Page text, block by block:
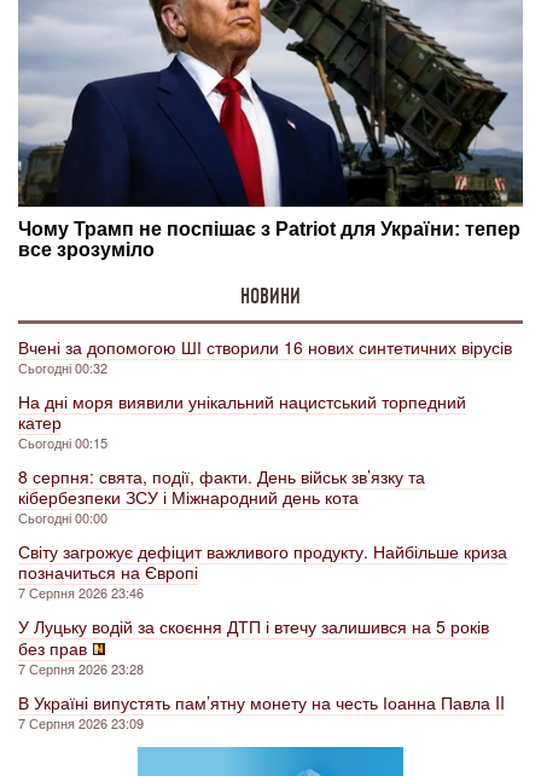
НОВИНИ
Вчені за допомогою ШІ створили 16 нових синтетичних вірусів
Сьогодні 00:32
На дні моря виявили унікальний нацистський торпедний
катер
Сьогодні 00:15
8 серпня: свята, події, факти. День військ зв’язку та
кібербезпеки ЗСУ і Міжнародний день кота
Сьогодні 00:00
Світу загрожує дефіцит важливого продукту. Найбільше криза
позначиться на Європі
7 Серпня 2026 23:46
У Луцьку водій за скоєння ДТП і втечу залишився на 5 років
без прав
7 Серпня 2026 23:28
В Україні випустять пам’ятну монету на честь Іоанна Павла II
7 Серпня 2026 23:09